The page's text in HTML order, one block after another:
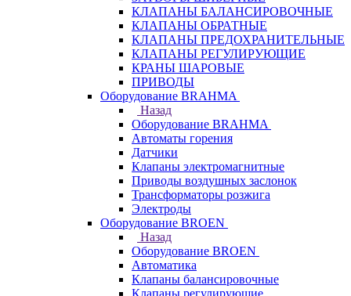
КЛАПАНЫ БАЛАНСИРОВОЧНЫЕ
КЛАПАНЫ ОБРАТНЫЕ
КЛАПАНЫ ПРЕДОХРАНИТЕЛЬНЫЕ
КЛАПАНЫ РЕГУЛИРУЮЩИЕ
КРАНЫ ШАРОВЫЕ
ПРИВОДЫ
Оборудование BRAHMA
Назад
Оборудование BRAHMA
Автоматы горения
Датчики
Клапаны электромагнитные
Приводы воздушных заслонок
Трансформаторы розжига
Электроды
Оборудование BROEN
Назад
Оборудование BROEN
Автоматика
Клапаны балансировочные
Клапаны регулирующие